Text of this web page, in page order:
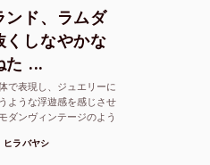
ンド、ラムダ
くしなやかな
た ...
で表現し、ジュエリーに
ような浮遊感を感じさせ
ダンヴィンテージのよう
ヒラバヤシ